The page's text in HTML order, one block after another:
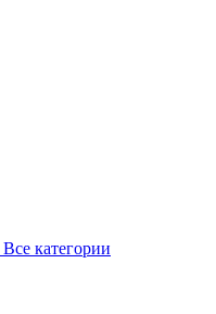
Все категории